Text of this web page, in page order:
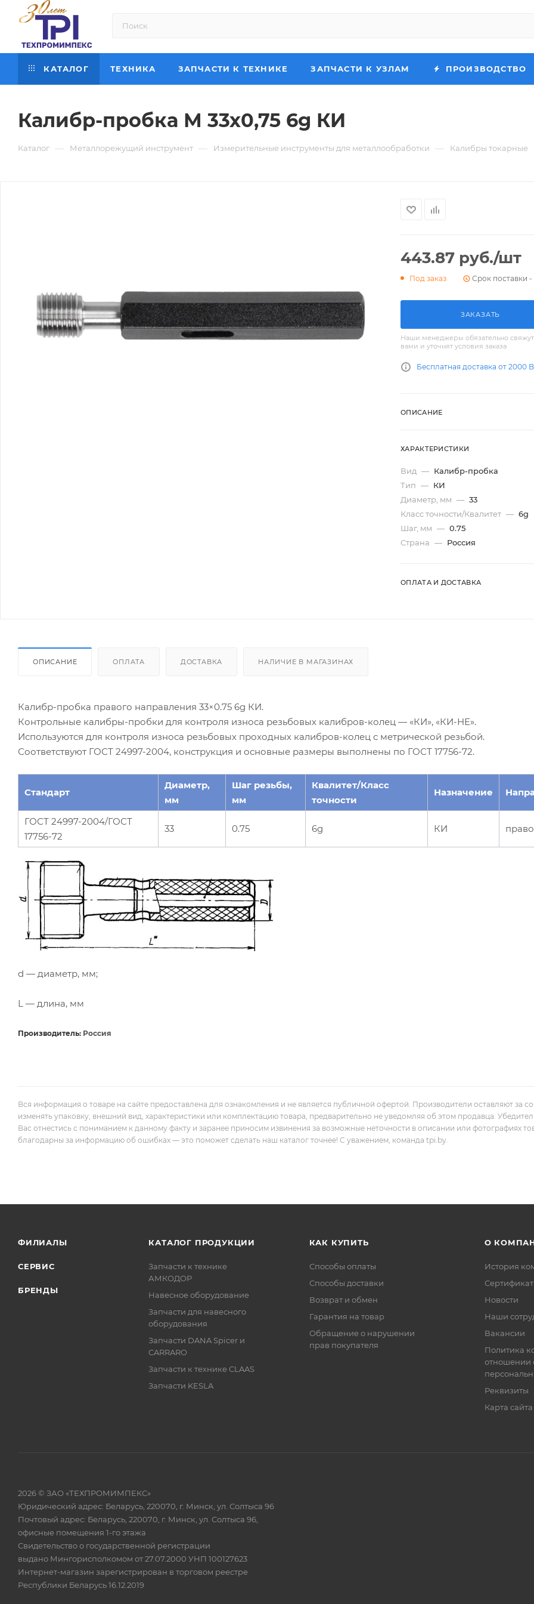
КАТАЛОГ ТЕХНИКА ЗАПЧАСТИ К ТЕХНИКЕ ЗАПЧАСТИ К УЗЛАМ ПРОИЗВОДСТВО
Калибр-пробка М 33х0,75 6g КИ
Каталог — Металлорежущий инструмент — Измерительные инструменты для металлообработки — Калибры токарные
443.87 руб./шт
Под заказ Срок поставки -
ЗАКАЗАТЬ
Наши менеджеры обязательно
вами и уточнят условия заказа
Бесплатная доставка от 2000
ОПИСАНИЕ
ХАРАКТЕРИСТИКИ
Вид — Калибр-пробка
Тип — КИ
Диаметр, мм — 33
Класс точности/Квалитет — 6g
Шаг, мм — 0.75
Страна — Россия
ОПЛАТА И ДОСТАВКА
ОПИСАНИЕ ОПЛАТА ДОСТАВКА НАЛИЧИЕ В МАГАЗИНАХ
Калибр-пробка правого направления 33×0.75 6g КИ.
Контрольные калибры-пробки для контроля износа резьбовых калибров-колец — «КИ», «КИ-НЕ».
Используются для контроля износа резьбовых проходных калибров-колец с метрической резьбой.
Соответствуют ГОСТ 24997-2004, конструкция и основные размеры выполнены по ГОСТ 17756-72.
Стандарт
Диаметр,
мм
Шаг резьбы,
мм
Квалитет/Класс
точности
Назначение
ГОСТ 24997-2004/ГОСТ
17756-72
33 0.75 6g КИ
d — диаметр, мм;
L — длина, мм
Производитель: Россия
Вся информация о товаре на сайте предоставлена для ознакомления и не является публичной офертой. Производители оставляют за
изменять упаковку, внешний вид, характеристики или комплектацию товара, предварительно не уведомляя об этом продавца.
Вас отнестись с пониманием к данному факту и заранее приносим извинения за возможные неточности в описании или фотографиях
благодарны за информацию об ошибках — это поможет сделать наш каталог точнее! С уважением, команда tpi.by.
ФИЛИАЛЫ
СЕРВИС
БРЕНДЫ
КАТАЛОГ ПРОДУКЦИИ
Запчасти к технике
АМКОДОР
Навесное оборудование
Запчасти для навесного
оборудования
Запчасти DANA Spicer и
CARRARO
Запчасти к технике CLAAS
Запчасти KESLA
КАК КУПИТЬ
Способы оплаты
Способы доставки
Возврат и обмен
Гарантия на товар
Обращение о нарушении
прав покупателя
О
История
Новости
Наши
Вакансии
Политика
отношении
Реквизиты
Карта сайта
2026 © ЗАО «ТЕХПРОМИМПЕКС»
Юридический адрес: Беларусь, 220070, г. Минск, ул. Солтыса 96
Почтовый адрес: Беларусь, 220070, г. Минск, ул. Солтыса 96,
офисные помещения 1-го этажа
Свидетельство о государственной регистрации
выдано Мингорисполкомом от 27.07.2000 УНП 100127623
Интернет-магазин зарегистрирован в торговом реестре
Республики Беларусь 16.12.2019